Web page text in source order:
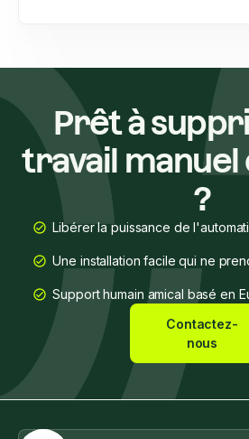
Prêt à
travail manuel
?
Libérer la puissance de
Une installation facile qui ne
Support humain amical basé en
Contactez-
nous